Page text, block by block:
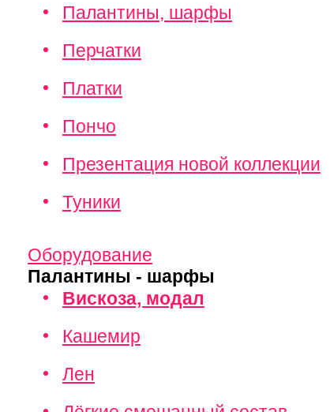
Палантины, шарфы
Перчатки
Платки
Пончо
Презентация новой коллекции
Туники
Оборудование
Палантины - шарфы
Вискоза, модал
Кашемир
Лен